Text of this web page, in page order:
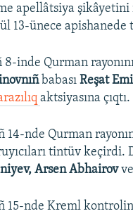
apellâtsiya şikâyetini
13-ünece
inde Qurman
babası Reşat
aktsiyasına çıqtı.
14-nde Qurman
tintüv keçirdi.
Arsen Abhairov
15-nde Kreml